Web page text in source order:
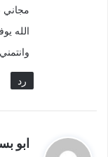
مجاني
الله
رد
يابو